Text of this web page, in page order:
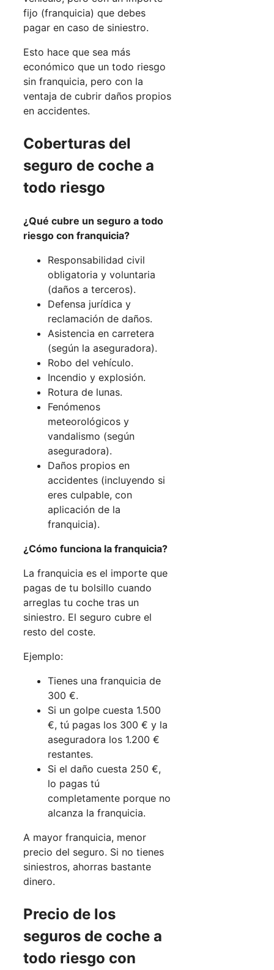
fijo (franquicia) que debes
pagar en caso de siniestro.
Esto hace que sea más
económico que un todo riesgo
sin franquicia, pero con la
ventaja de cubrir daños propios
en accidentes.
Coberturas del
seguro de coche a
todo riesgo
¿Qué cubre un seguro a todo
riesgo con franquicia?
Responsabilidad civil
obligatoria y voluntaria
(daños a terceros).
Defensa jurídica y
reclamación de daños.
Asistencia en carretera
(según la aseguradora).
Robo del vehículo.
Incendio y explosión.
Rotura de lunas.
Fenómenos
meteorológicos y
vandalismo (según
aseguradora).
Daños propios en
accidentes (incluyendo si
eres culpable, con
aplicación de la
franquicia).
¿Cómo funciona la franquicia?
La franquicia es el importe que
pagas de tu bolsillo cuando
arreglas tu coche tras un
siniestro. El seguro cubre el
resto del coste.
Ejemplo:
Tienes una franquicia de
300 €.
Si un golpe cuesta 1.500
€, tú pagas los 300 € y la
aseguradora los 1.200 €
restantes.
Si el daño cuesta 250 €,
lo pagas tú
completamente porque no
alcanza la franquicia.
A mayor franquicia, menor
precio del seguro. Si no tienes
siniestros, ahorras bastante
dinero.
Precio de los
seguros de coche a
todo riesgo con